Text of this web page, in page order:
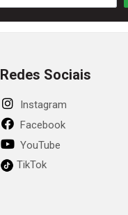
Redes Sociais
Instagram
Facebook
YouTube
TikTok